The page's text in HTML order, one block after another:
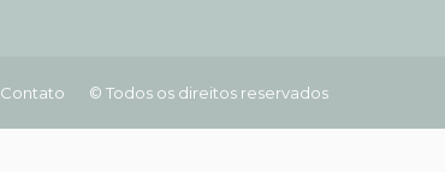
Contato © Todos os direitos reservados